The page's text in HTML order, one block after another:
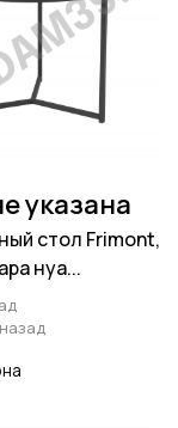
указана
стол Frimont,
нуа...